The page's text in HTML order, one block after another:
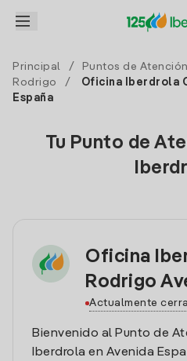
Principal / Puntos de Atención
Rodrigo
/
Oficina Iberdrola
España
Tu Punto de
Oficina
Rodrigo
Actualmente
Bienvenido al Punto de
Iberdrola en Avenida